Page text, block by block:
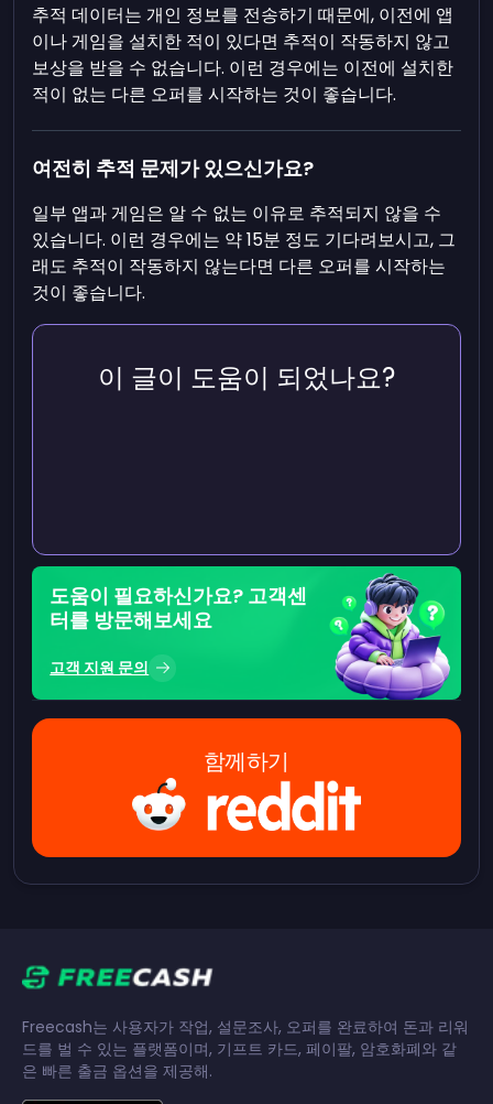
추적 데이터는 개인 정보를 전송하기 때문에, 이전에 앱
이나 게임을 설치한 적이 있다면 추적이 작동하지 않고
보상을 받을 수 없습니다. 이런 경우에는 이전에 설치한
적이 없는 다른 오퍼를 시작하는 것이 좋습니다.
여전히 추적 문제가 있으신가요?
일부 앱과 게임은 알 수 없는 이유로 추적되지 않을 수
있습니다. 이런 경우에는 약 15분 정도 기다려보시고, 그
래도 추적이 작동하지 않는다면 다른 오퍼를 시작하는
것이 좋습니다.
이 글이 도움이 되었나요?
도움이 필요하신가요? 고객센
터를 방문해보세요
고객 지원 문의
함께하기
Freecash는 사용자가 작업, 설문조사, 오퍼를 완료하여 돈과 리워
드를 벌 수 있는 플랫폼이며, 기프트 카드, 페이팔, 암호화폐와 같
은 빠른 출금 옵션을 제공해.